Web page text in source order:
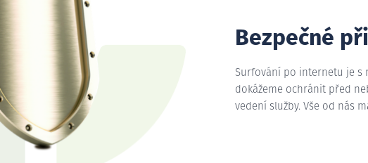
Bezpečné
Surfování po internetu je s
dokážeme ochránit před
vedení služby. Vše od nás